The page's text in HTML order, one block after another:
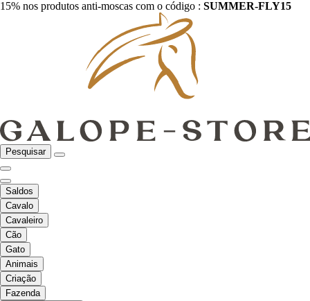
15% nos produtos anti-moscas com o código : SUMMER-FLY15
Pesquisar
Saldos
Cavalo
Cavaleiro
Cão
Gato
Animais
Criação
Fazenda